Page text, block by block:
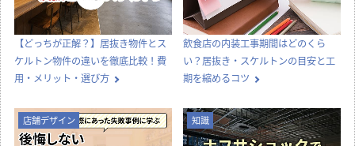
居酒屋・バル
岩手県
宮城県
宮城県
【どっちが正解？】居抜き物件とス
ケルトン物件の違いを徹底比較！費
用・メリット・選び方
飲食店の内装工事期間はどのくら
い？居抜き・スケルトンの目安と工
期を縮めるコツ
店舗デザイン 知識